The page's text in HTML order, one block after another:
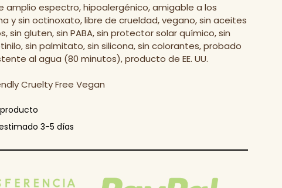
amplio espectro, hipoalergénico, amigable a los
y sin octinoxato, libre de crueldad, vegano, sin aceites
sin gluten, sin PABA, sin protector solar químico, sin
sin palmitato, sin silicona, sin colorantes, probado
al agua (80 minutos), producto de EE. UU.
Cruelty Free Vegan
3-5 días